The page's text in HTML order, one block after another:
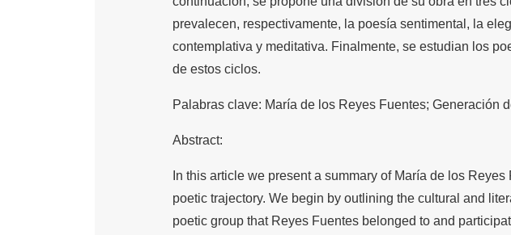
prevalecen, respectivamente, la poesía sentimental, la
contemplativa y meditativa. Finalmente, se estudian los
de estos ciclos.
Palabras clave: María de los Reyes Fuentes; Generación
Abstract:
In this article we present a summary of María de los
poetic trajectory. We begin by outlining the cultural and
poetic group that Reyes Fuentes belonged to and